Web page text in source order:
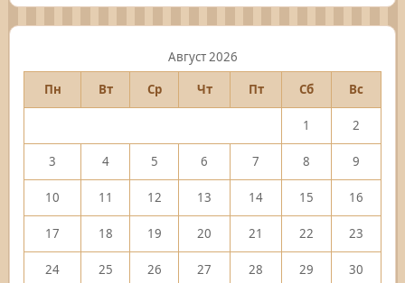
Август 2026
Пн
Вт Ср Чт Пт Сб Вс
1 2
3 4 5 6 7 8 9
10 11 12 13 14 15 16
17 18 19 20 21 22 23
24 25 26 27 28 29 30